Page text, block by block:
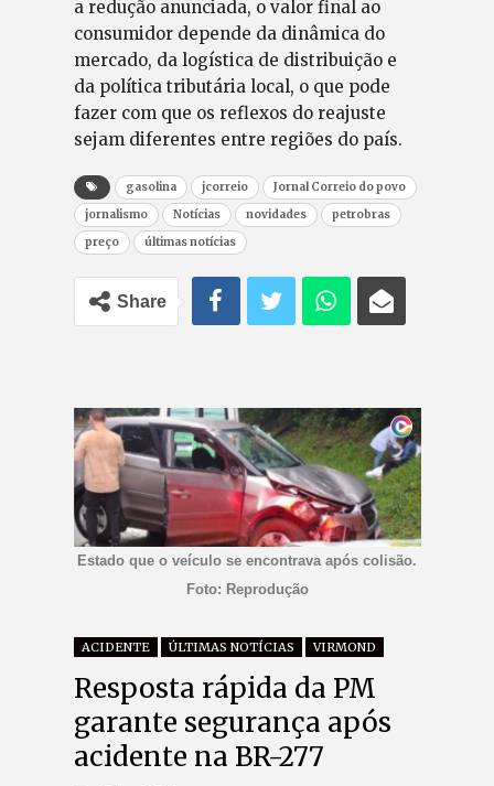
a redução anunciada, o valor final ao
consumidor depende da dinâmica do
mercado, da logística de distribuição e
da política tributária local, o que pode
fazer com que os reflexos do reajuste
sejam diferentes entre regiões do país.
gasolina jcorreio
Jornal Correio do povo
jornalismo
Notícias novidades
petrobras
preço
últimas notícias
Share
Estado que o veículo se encontrava após colisão.
Foto: Reprodução
ACIDENTE ÚLTIMAS NOTÍCIAS VIRMOND
Resposta rápida da PM
garante segurança após
acidente na BR-277